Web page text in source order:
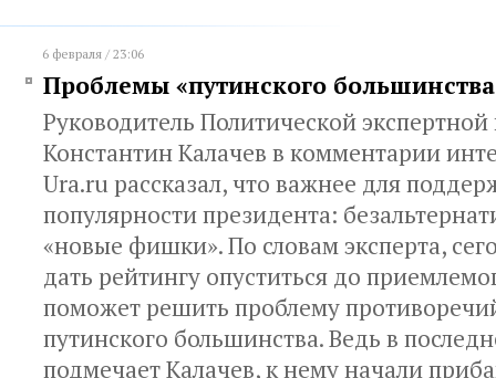
6 февраля / 23:06
Проблемы «путинского
Руководитель Политической
Константин Калачев в комментарии
Ura.ru рассказал, что важнее для
популярности президента:
«новые фишки». По словам эксперта,
дать рейтингу опуститься до
поможет решить проблему
путинского большинства. Ведь в
подмечает Калачев, к нему начали